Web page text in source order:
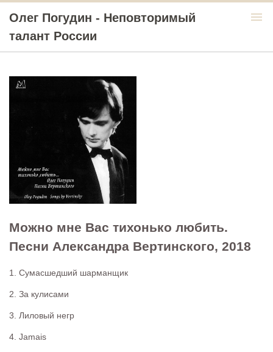
Олег Погудин - Неповторимый
талант России
menu
Можно мне Вас тихонько любить.
Песни Александра Вертинского, 2018
1. Сумасшедший шарманщик
2. За кулисами
3. Лиловый негр
4. Jamais